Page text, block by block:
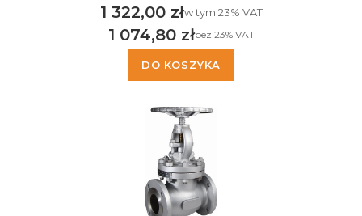
Cena brutto
1 322,00 złw tym %s VAT
w tym 23% VAT
Cena netto
1 074,80 złbez 23% VAT
DO KOSZYKA